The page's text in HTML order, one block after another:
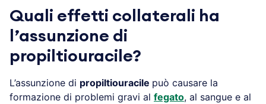
Quali effetti collaterali ha
l’assunzione di
propiltiouracile?
L’assunzione di propiltiouracile può causare la
formazione di problemi gravi al fegato, al sangue e al